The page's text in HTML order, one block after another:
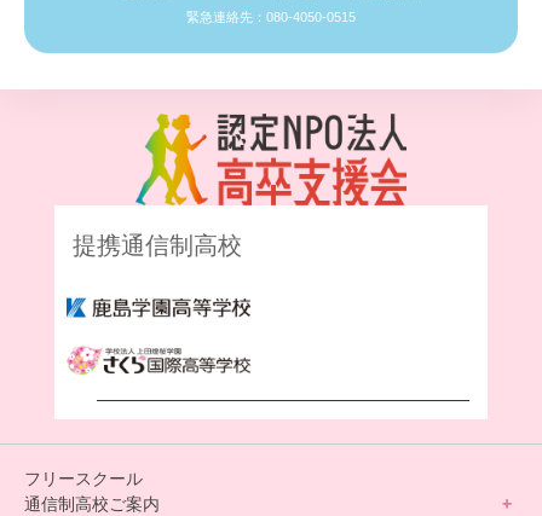
緊急連絡先：080-4050-0515
提携通信制高校
フリースクール
通信制高校ご案内